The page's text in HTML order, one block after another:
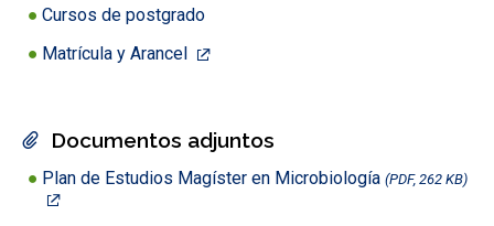
Cursos de postgrado
Matrícula y Arancel
Documentos adjuntos
Plan de Estudios Magíster en Microbiología (PDF, 262 KB)